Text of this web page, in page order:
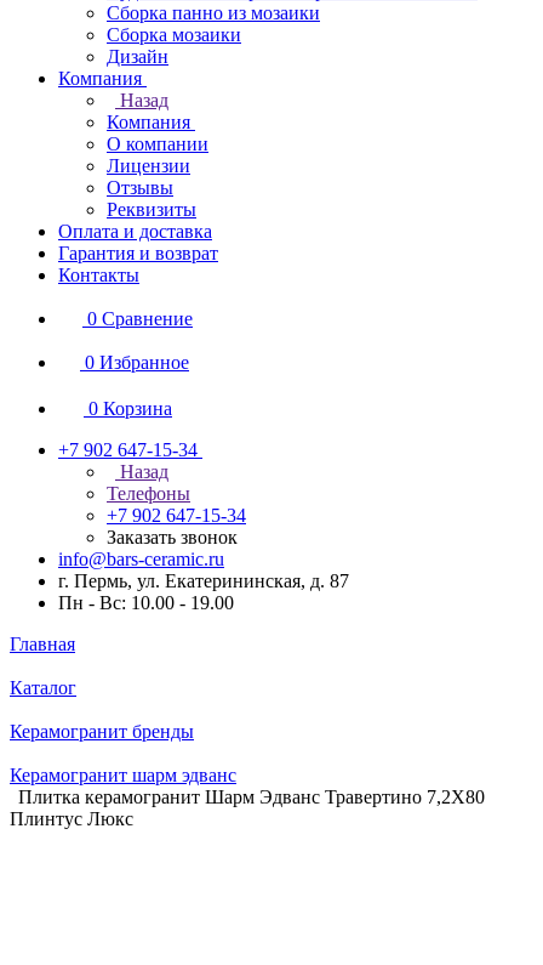
Сборка панно из мозаики
Сборка мозаики
Дизайн
Компания
Назад
Компания
О компании
Лицензии
Отзывы
Реквизиты
Оплата и доставка
Гарантия и возврат
Контакты
0 Сравнение
0 Избранное
0 Корзина
+7 902 647-15-34
Назад
Телефоны
+7 902 647-15-34
Заказать звонок
info@bars-ceramic.ru
г. Пермь, ул. Екатерининская, д. 87
Пн - Вс: 10.00 - 19.00
Главная
Каталог
Керамогранит бренды
Керамогранит шарм эдванс
Плитка керамогранит Шарм Эдванс Травертино 7,2X80
Плинтус Люкс